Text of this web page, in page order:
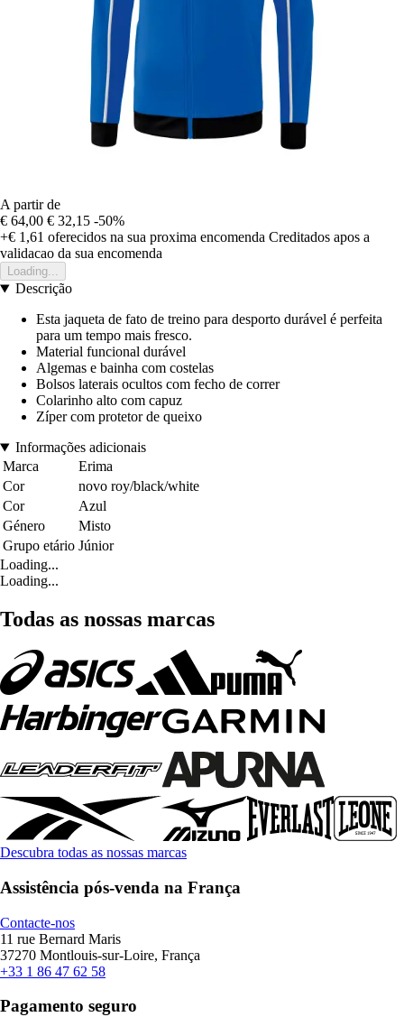
A partir de
€ 64,00 € 32,15 -50%
+€ 1,61 oferecidos na sua proxima encomenda Creditados apos a
validacao da sua encomenda
Loading...
Descrição
Esta jaqueta de fato de treino para desporto durável é perfeita
para um tempo mais fresco.
Material funcional durável
Algemas e bainha com costelas
Bolsos laterais ocultos com fecho de correr
Colarinho alto com capuz
Zíper com protetor de queixo
Informações adicionais
Marca
Erima
Cor
novo roy/black/white
Cor
Azul
Género
Misto
Grupo etário Júnior
Loading...
Loading...
Todas as nossas marcas
Descubra todas as nossas marcas
Assistência pós-venda na França
Contacte-nos
11 rue Bernard Maris
37270 Montlouis-sur-Loire, França
+33 1 86 47 62 58
Pagamento seguro